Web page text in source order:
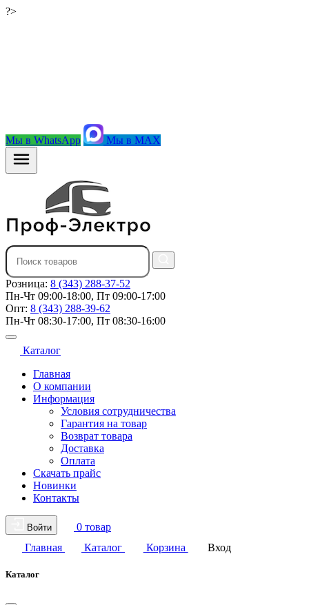
?>
Мы в WhatsApp Мы в MAX
Розница: 8 (343) 288-37-52
Пн-Чт 09:00-18:00, Пт 09:00-17:00
Опт: 8 (343) 288-39-62
Пн-Чт 08:30-17:00, Пт 08:30-16:00
Каталог
Главная
О компании
Информация
Условия сотрудничества
Гарантия на товар
Возврат товара
Доставка
Оплата
Скачать прайс
Новинки
Контакты
Войти
0 товар
Главная
Каталог Корзина Вход
Каталог